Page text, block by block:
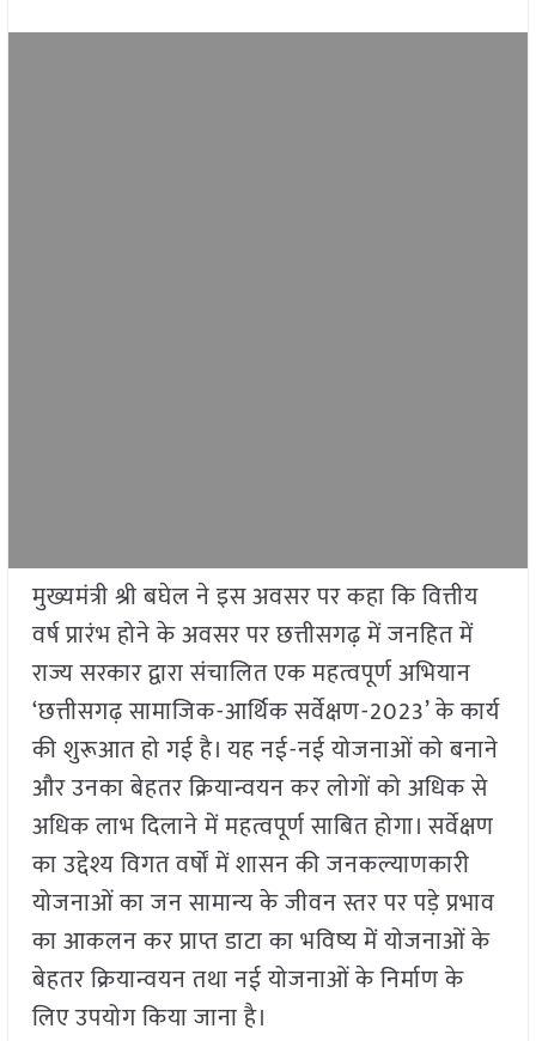
मुख्यमंत्री श्री बघेल ने इस अवसर पर कहा कि वित्तीय
वर्ष प्रारंभ होने के अवसर पर छत्तीसगढ़ में जनहित में
राज्य सरकार द्वारा संचालित एक महत्वपूर्ण अभियान
‘छत्तीसगढ़ सामाजिक-आर्थिक सर्वेक्षण-2023’ के कार्य
की शुरूआत हो गई है। यह नई-नई योजनाओं को बनाने
और उनका बेहतर क्रियान्वयन कर लोगों को अधिक से
अधिक लाभ दिलाने में महत्वपूर्ण साबित होगा। सर्वेक्षण
का उद्देश्य विगत वर्षों में शासन की जनकल्याणकारी
योजनाओं का जन सामान्य के जीवन स्तर पर पड़े प्रभाव
का आकलन कर प्राप्त डाटा का भविष्य में योजनाओं के
बेहतर क्रियान्वयन तथा नई योजनाओं के निर्माण के
लिए उपयोग किया जाना है।